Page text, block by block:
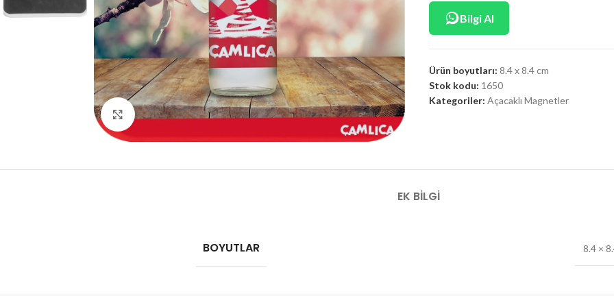
Click to enlarge
Bilgi Al
Ürün boyutları: 8.4 x 8.4 cm
Stok kodu: 1650
Kategoriler: Açacaklı Magnetler
EK BILGI
BOYUTLAR 8.4 ×